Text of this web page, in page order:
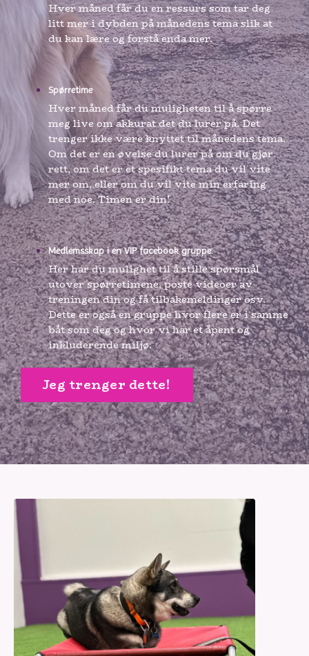
Hver måned får du en ressurs som tar deg
litt mer i dybden på månedens tema slik at
du kan lære og forstå enda mer.
Spørretime
Hver måned får du muligheten til å spørre
meg live om akkurat det du lurer på. Det
trenger ikke være knyttet til månedens tema.
Om det er en øvelse du lurer på om du gjør
rett, om det er et spesifikt tema du vil vite
mer om, eller om du vil vite min erfaring
med noe. Timen er din!
Medlemsskap i en VIP facebook gruppe.
Her har du mulighet til å stille spørsmål
utover spørretimene, poste videoer av
treningen din og få tilbakemeldinger osv.
Dette er også en gruppe hvor flere er i samme
båt som deg og hvor vi har et åpent og
inkluderende miljø.
Jeg trenger dette!